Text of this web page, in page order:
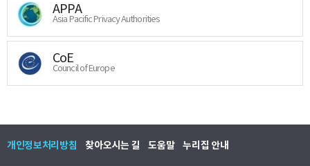
APPA
Asia Pacific Privacy Authorities
CoE
Council of Europe
개인정보처리방침 찾아오시는 길 도움말 누리집 안내